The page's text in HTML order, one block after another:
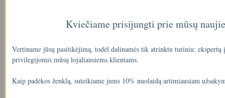
Kviečiame prisijungti prie mūsų
Vertiname jūsų pasitikėjimą, todėl dalinamės tik atrinktu turiniu:
privilegijomis mūsų lojaliausiems klientams.
Kaip padėkos ženklą, suteikiame jums 10% nuolaidą artimiausiam